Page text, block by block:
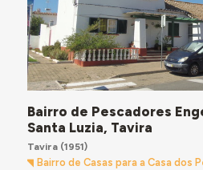
Bairro de Pescadores
Santa Luzia, Tavira
Tavira(1951)
Bairro de Casas para a Casa dos